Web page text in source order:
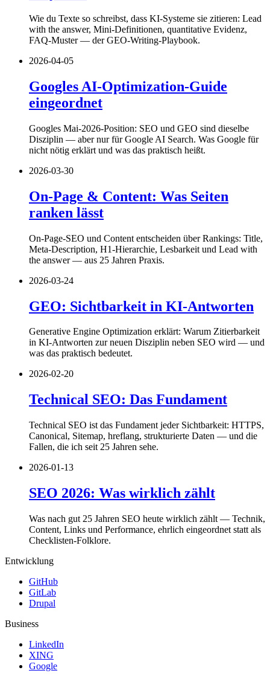
Wie du Texte so schreibst, dass KI-Systeme sie zitieren: Lead
with the answer, Mini-Definitionen, quantitative Evidenz,
FAQ-Muster — der GEO-Writing-Playbook.
2026-04-05
Googles AI-Optimization-Guide
eingeordnet
Googles Mai-2026-Position: SEO und GEO sind dieselbe
Disziplin — aber nur für Google AI Search. Was Google für
nicht nötig erklärt und was das praktisch heißt.
2026-03-30
On-Page & Content: Was Seiten
ranken lässt
On-Page-SEO und Content entscheiden über Rankings: Title,
Meta-Description, H1-Hierarchie, Lesbarkeit und Lead with
the answer — aus 25 Jahren Praxis.
2026-03-24
GEO: Sichtbarkeit in KI-Antworten
Generative Engine Optimization erklärt: Warum Zitierbarkeit
in KI-Antworten zur neuen Disziplin neben SEO wird — und
was das praktisch bedeutet.
2026-02-20
Technical SEO: Das Fundament
Technical SEO ist das Fundament jeder Sichtbarkeit: HTTPS,
Canonical, Sitemap, hreflang, strukturierte Daten — und die
Fallen, die ich seit 25 Jahren sehe.
2026-01-13
SEO 2026: Was wirklich zählt
Was nach gut 25 Jahren SEO heute wirklich zählt — Technik,
Content, Links und Performance, ehrlich eingeordnet statt als
Checklisten-Folklore.
Entwicklung
GitHub
GitLab
Drupal
Business
LinkedIn
XING
Google